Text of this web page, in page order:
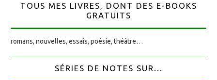
TOUS MES LIVRES, DONT DES E-BOOKS
GRATUITS
romans, nouvelles, essais, poésie, théâtre…
SÉRIES DE NOTES SUR...